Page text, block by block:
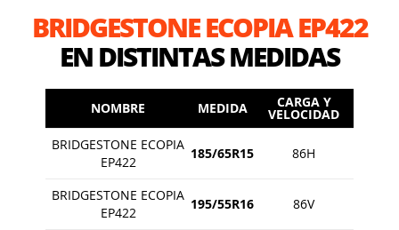
BRIDGESTONE ECOPIA EP422
EN DISTINTAS MEDIDAS
NOMBRE MEDIDA CARGA Y
VELOCIDAD
BRIDGESTONE ECOPIA
EP422
185/65R15 86H
BRIDGESTONE ECOPIA
EP422
195/55R16 86V